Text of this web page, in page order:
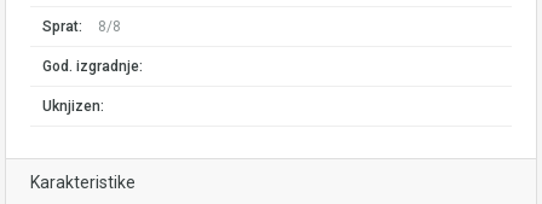
Sprat: 8/8
God. izgradnje:
Uknjizen:
Karakteristike